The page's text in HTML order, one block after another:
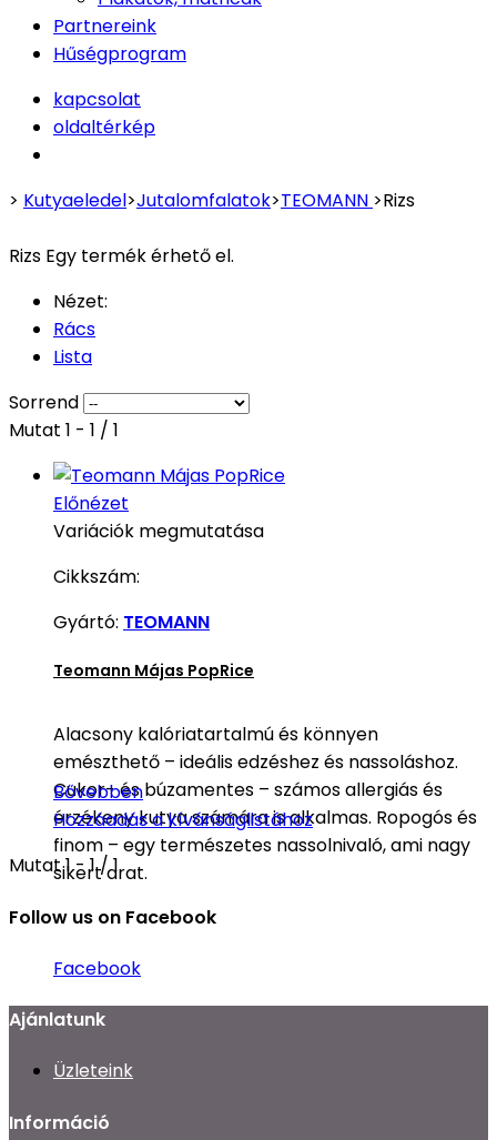
Partnereink
Hűségprogram
kapcsolat
oldaltérkép
> Kutyaeledel>Jutalomfalatok>TEOMANN >Rizs
Rizs Egy termék érhető el.
Nézet:
Rács
Lista
Sorrend
Mutat 1 - 1 / 1
Előnézet
Variációk megmutatása
Cikkszám:
Gyártó: TEOMANN
Teomann Májas PopRice
Alacsony kalóriatartalmú és könnyen
emészthető – ideális edzéshez és nassoláshoz.
Cukor- és búzamentes – számos allergiás és
érzékeny kutya számára is alkalmas. Ropogós és
finom – egy természetes nassolnivaló, ami nagy
sikert arat.
Bővebben
Hozzáadás a kívánságlistához
Mutat 1 - 1 / 1
Follow us on Facebook
Facebook
Ajánlatunk
Üzleteink
Információ